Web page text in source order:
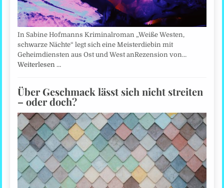
In Sabine Hofmanns Kriminalroman „Weiße Westen,
schwarze Nächte“ legt sich eine Meisterdiebin mit
Geheimdiensten aus Ost und West anRezension von…
Weiterlesen …
Über Geschmack lässt sich nicht streiten
– oder doch?